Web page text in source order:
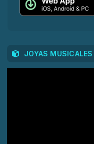
JOYAS MUSICALES